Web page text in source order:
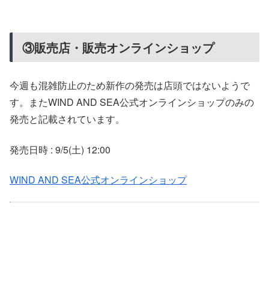
③販売店・販売オンラインショップ
今週も混雑防止のため新作の発売は店頭ではないようで
す。またWIND AND SEA公式オンラインショップのみの
発売と記載されています。
発売日時 : 9/5(土) 12:00
WIND AND SEA公式オンラインショップ